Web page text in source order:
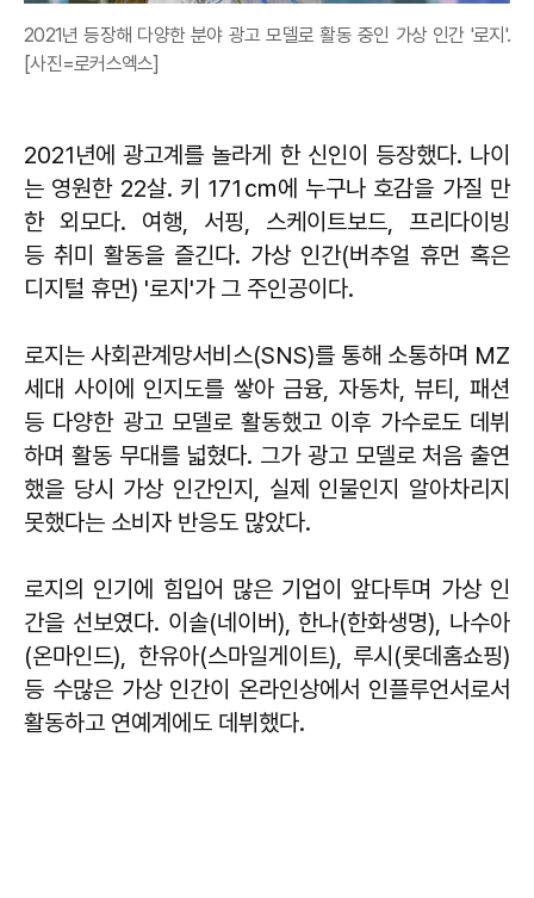
2021년 등장해 다양한 분야 광고 모델로 활동 중인 가상 인간 '로지'.
[사진=로커스엑스]
2021년에 광고계를 놀라게 한 신인이 등장했다. 나이
는 영원한 22살. 키 171㎝에 누구나 호감을 가질 만
한 외모다. 여행, 서핑, 스케이트보드, 프리다이빙
등 취미 활동을 즐긴다. 가상 인간(버추얼 휴먼 혹은
디지털 휴먼) '로지'가 그 주인공이다.
로지는 사회관계망서비스(SNS)를 통해 소통하며 MZ
세대 사이에 인지도를 쌓아 금융, 자동차, 뷰티, 패션
등 다양한 광고 모델로 활동했고 이후 가수로도 데뷔
하며 활동 무대를 넓혔다. 그가 광고 모델로 처음 출연
했을 당시 가상 인간인지, 실제 인물인지 알아차리지
못했다는 소비자 반응도 많았다.
로지의 인기에 힘입어 많은 기업이 앞다투며 가상 인
간을 선보였다. 이솔(네이버), 한나(한화생명), 나수아
(온마인드), 한유아(스마일게이트), 루시(롯데홈쇼핑)
등 수많은 가상 인간이 온라인상에서 인플루언서로서
활동하고 연예계에도 데뷔했다.